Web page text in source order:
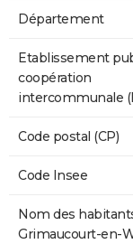
Département
Etablissement
coopération
intercommunale
Code postal (CP)
Code Insee
Nom des
Grimaucourt-en-